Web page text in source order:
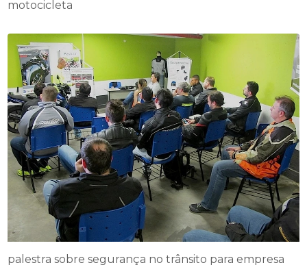
motocicleta
palestra sobre segurança no trânsito para empresa